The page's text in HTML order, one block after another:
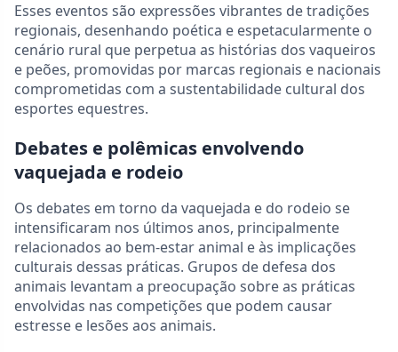
Esses eventos são expressões vibrantes de tradições
regionais, desenhando poética e espetacularmente o
cenário rural que perpetua as histórias dos vaqueiros
e peões, promovidas por marcas regionais e nacionais
comprometidas com a sustentabilidade cultural dos
esportes equestres.
Debates e polêmicas envolvendo
vaquejada e rodeio
Os debates em torno da vaquejada e do rodeio se
intensificaram nos últimos anos, principalmente
relacionados ao bem-estar animal e às implicações
culturais dessas práticas. Grupos de defesa dos
animais levantam a preocupação sobre as práticas
envolvidas nas competições que podem causar
estresse e lesões aos animais.